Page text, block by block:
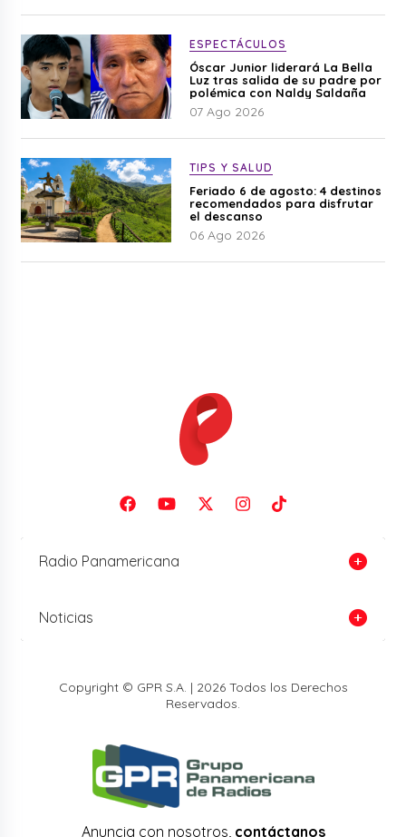
ESPECTÁCULOS
Óscar Junior liderará La Bella
Luz tras salida de su padre por
polémica con Naldy Saldaña
07 Ago 2026
TIPS Y SALUD
Feriado 6 de agosto: 4 destinos
recomendados para disfrutar
el descanso
06 Ago 2026
Radio Panamericana
Noticias
Copyright © GPR S.A. | 2026 Todos los Derechos
Reservados.
Anuncia con nosotros, contáctanos